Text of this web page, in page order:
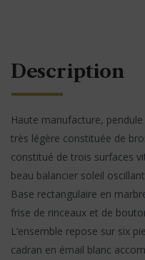
Description
Haute manufacture,
très légère constituée de
constitué de trois surfaces
beau balancier soleil
Base rectangulaire en
frise de rinceaux et de
L’ensemble repose sur six
cadran en émail blanc